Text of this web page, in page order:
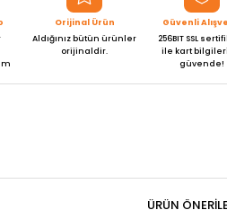
Orijinal Ürün
Aldığınız bütün ürünler
orijinaldir.
Güvenli
256BIT SSL
ile kart
güvende!
ÜRÜN